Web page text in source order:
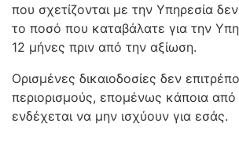
που σχετίζονται με την Υπηρεσία
το ποσό που καταβάλατε για την
12 μήνες πριν από την αξίωση.
Ορισμένες δικαιοδοσίες δεν
περιορισμούς, επομένως κάποια
ενδέχεται να μην ισχύουν για εσάς.